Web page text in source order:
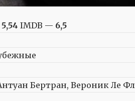
5,54 IMDB — 6,5
Бертран, Вероник Ле